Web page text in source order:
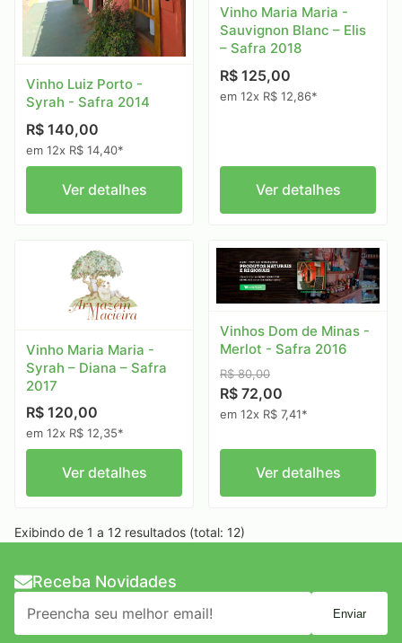
Vinho Luiz Porto -
Syrah - Safra 2014
R$ 140,00
em 12x R$ 14,40*
Ver detalhes
Vinho Maria Maria -
Sauvignon Blanc – Elis
– Safra 2018
R$ 125,00
em 12x R$ 12,86*
Ver detalhes
Vinho Maria Maria -
Syrah – Diana – Safra
2017
R$ 120,00
em 12x R$ 12,35*
Ver detalhes
Vinhos Dom de Minas -
Merlot - Safra 2016
R$ 80,00
R$ 72,00
em 12x R$ 7,41*
Ver detalhes
Exibindo de 1 a 12 resultados (total: 12)
Receba Novidades
Enviar